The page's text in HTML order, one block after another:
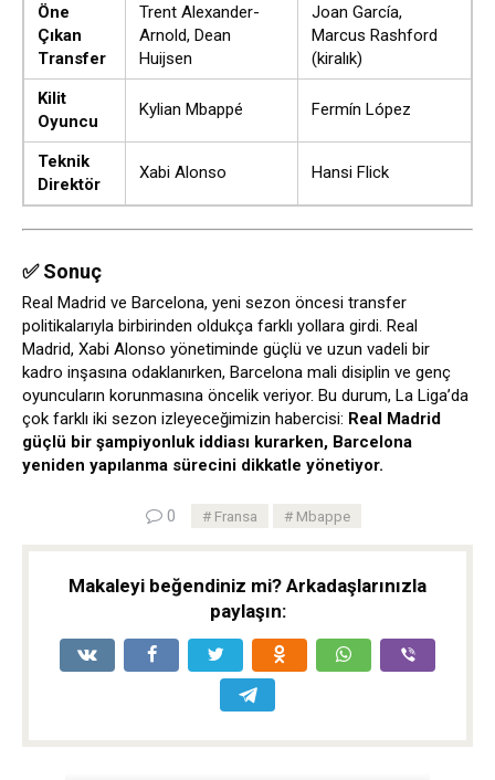
Öne
Çıkan
Transfer
Trent Alexander-
Arnold, Dean
Huijsen
Joan García,
Marcus Rashford
(kiralık)
Kilit
Oyuncu
Kylian Mbappé Fermín López
Teknik
Direktör
Xabi Alonso Hansi Flick
✅ Sonuç
Real Madrid ve Barcelona, yeni sezon öncesi transfer
politikalarıyla birbirinden oldukça farklı yollara girdi. Real
Madrid, Xabi Alonso yönetiminde güçlü ve uzun vadeli bir
kadro inşasına odaklanırken, Barcelona mali disiplin ve genç
oyuncuların korunmasına öncelik veriyor. Bu durum, La Liga’da
çok farklı iki sezon izleyeceğimizin habercisi: Real Madrid
güçlü bir şampiyonluk iddiası kurarken, Barcelona
yeniden yapılanma sürecini dikkatle yönetiyor.
0 Fransa Mbappe
Makaleyi beğendiniz mi? Arkadaşlarınızla
paylaşın: